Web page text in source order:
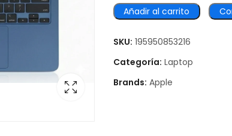
Añadir al carrito
SKU: 195950853216
Categoría: Laptop
Brands: Apple